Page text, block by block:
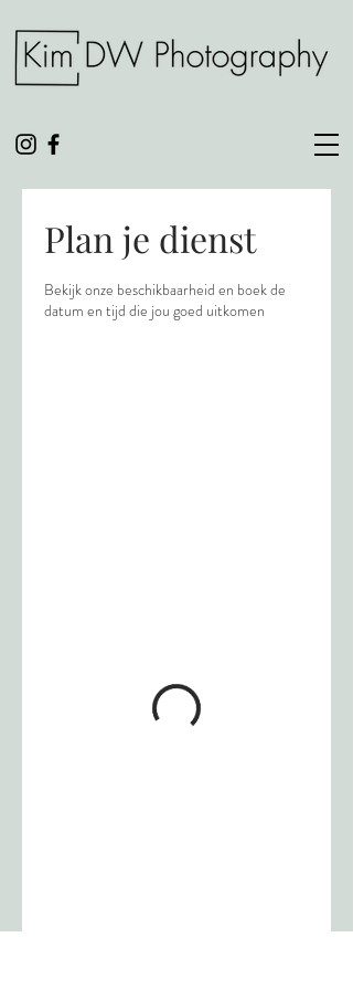
Plan je dienst
Bekijk onze beschikbaarheid en boek de
datum en tijd die jou goed uitkomen